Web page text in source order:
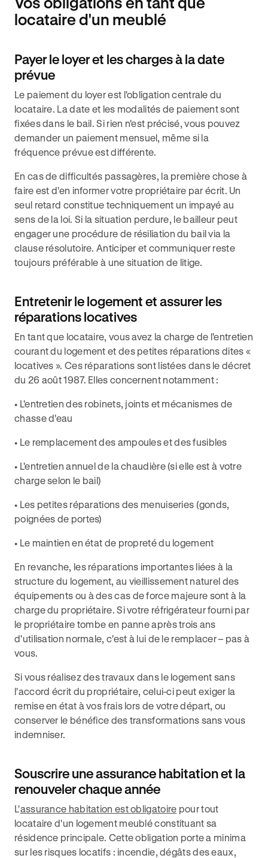
locataire d'un meublé
Payer le loyer et les charges à la date
prévue
Le paiement du loyer est l'obligation centrale du
locataire. La date et les modalités de paiement sont
fixées dans le bail. Si rien n'est précisé, vous pouvez
demander un paiement mensuel, même si la
fréquence prévue est différente.
En cas de difficultés passagères, la première chose à
faire est d'en informer votre propriétaire par écrit. Un
seul retard constitue techniquement un impayé au
sens de la loi. Si la situation perdure, le bailleur peut
engager une procédure de résiliation du bail via la
clause résolutoire. Anticiper et communiquer reste
toujours préférable à une situation de litige.
Entretenir le logement et assurer les
réparations locatives
En tant que locataire, vous avez la charge de l'entretien
courant du logement et des petites réparations dites «
locatives ». Ces réparations sont listées dans le décret
du 26 août 1987. Elles concernent notamment :
• L'entretien des robinets, joints et mécanismes de
chasse d'eau
• Le remplacement des ampoules et des fusibles
• L'entretien annuel de la chaudière (si elle est à votre
charge selon le bail)
• Les petites réparations des menuiseries (gonds,
poignées de portes)
• Le maintien en état de propreté du logement
En revanche, les réparations importantes liées à la
structure du logement, au vieillissement naturel des
équipements ou à des cas de force majeure sont à la
charge du propriétaire. Si votre réfrigérateur fourni par
le propriétaire tombe en panne après trois ans
d'utilisation normale, c'est à lui de le remplacer – pas à
vous.
Si vous réalisez des travaux dans le logement sans
l'accord écrit du propriétaire, celui-ci peut exiger la
remise en état à vos frais lors de votre départ, ou
conserver le bénéfice des transformations sans vous
indemniser.
Souscrire une assurance habitation et la
renouveler chaque année
L'assurance habitation est obligatoire pour tout
locataire d'un logement meublé constituant sa
résidence principale. Cette obligation porte a minima
sur les risques locatifs : incendie, dégâts des eaux,